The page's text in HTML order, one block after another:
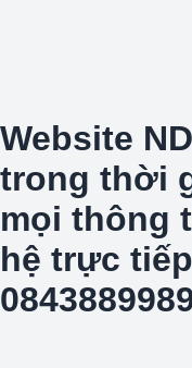
Website
trong thời
mọi thông
hệ trực